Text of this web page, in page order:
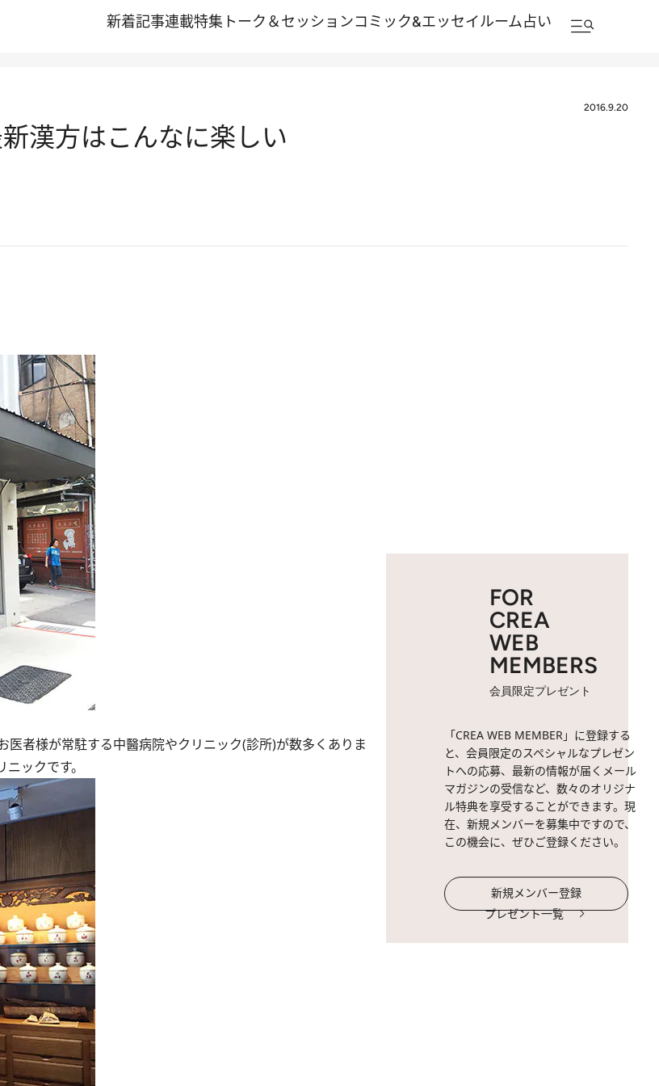
新着記事連載特集 トーク＆セッションコミック&エッセイルーム占い
2016.9.20
漢方はこんなに楽しい
者様が常駐する中醫病院やクリニック(診所)が数多くありま
ックです。
FOR
CREA
WEB
MEMBERS
会員限定プレゼント
「CREA WEB MEMBER」に登録する
と、会員限定のスペシャルなプレゼン
トへの応募、最新の情報が届くメール
マガジンの受信など、数々のオリジナ
ル特典を享受することができます。現
在、新規メンバーを募集中ですので、
この機会に、ぜひご登録ください。
新規メンバー登録
プレゼント一覧